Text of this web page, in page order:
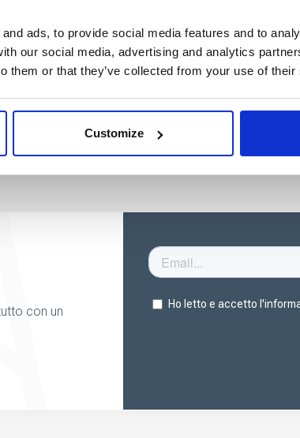
ads, to provide social media features and to
our social media, advertising and analytics
them or that they’ve collected from your use of
Customize
con un